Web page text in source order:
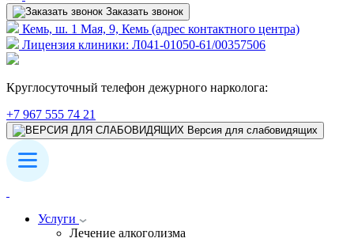
Заказать звонок
Кемь, ш. 1 Мая, 9, Кемь (адрес контактного центра)
Лицензия клиники: Л041-01050-61/00357506
Круглосуточный телефон дежурного нарколога:
+7 967 555 74 21
Версия для слабовидящих
Услуги
Лечение алкоголизма